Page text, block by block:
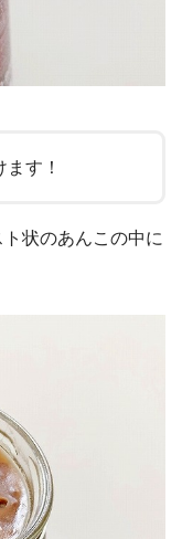
す！
状のあんこの中に